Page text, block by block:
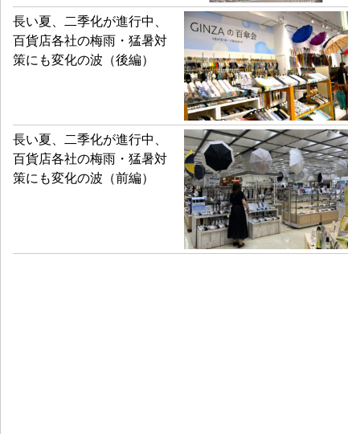
長い夏、二季化が進行中、
百貨店各社の梅雨・猛暑対
策にも変化の波（後編）
長い夏、二季化が進行中、
百貨店各社の梅雨・猛暑対
策にも変化の波（前編）